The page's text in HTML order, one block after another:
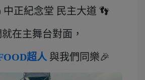
中正紀念堂 民主大道 👣
在主舞台對面，
超人 與我們同樂🎉